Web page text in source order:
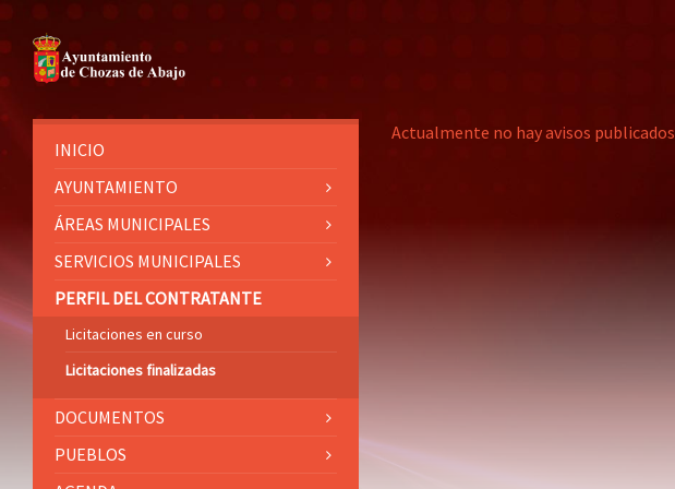
Actualmente no hay avisos publicados
INICIO
AYUNTAMIENTO
ÁREAS MUNICIPALES
SERVICIOS MUNICIPALES
PERFIL DEL CONTRATANTE
Licitaciones en curso
Licitaciones finalizadas
DOCUMENTOS
PUEBLOS